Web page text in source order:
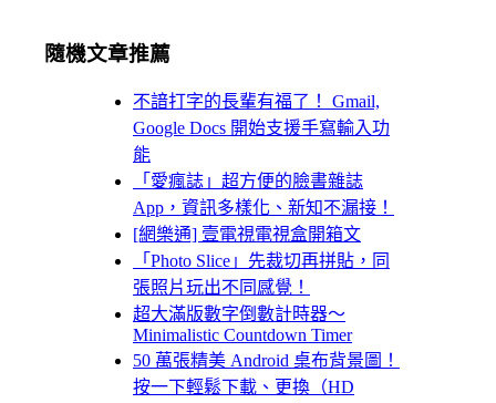
隨機文章推薦
不諳打字的長輩有福了！ Gmail,
Google Docs 開始支援手寫輸入功
能
「愛瘋誌」超方便的臉書雜誌
App，資訊多樣化、新知不漏接！
[網樂通] 壹電視電視盒開箱文
「Photo Slice」先裁切再拼貼，同
張照片玩出不同感覺！
超大滿版數字倒數計時器～
Minimalistic Countdown Timer
50 萬張精美 Android 桌布背景圖！
按一下輕鬆下載、更換（HD